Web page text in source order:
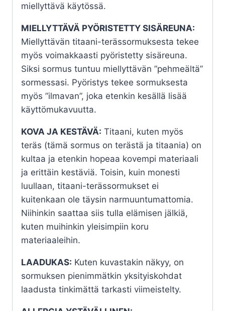
miellyttävä käytössä.
MIELLYTTÄVÄ PYÖRISTETTY SISÄREUNA:
Miellyttävän titaani-terässormuksesta tekee
myös voimakkaasti pyöristetty sisäreuna.
Siksi sormus tuntuu miellyttävän ”pehmeältä”
sormessasi. Pyöristys tekee sormuksesta
myös ”ilmavan”, joka etenkin kesällä lisää
käyttömukavuutta.
KOVA JA KESTÄVÄ: Titaani, kuten myös
teräs (tämä sormus on terästä ja titaania) on
kultaa ja etenkin hopeaa kovempi materiaali
ja erittäin kestäviä. Toisin, kuin monesti
luullaan, titaani-terässormukset ei
kuitenkaan ole täysin narmuuntumattomia.
Niihinkin saattaa siis tulla elämisen jälkiä,
kuten muihinkin yleisimpiin koru
materiaaleihin.
LAADUKAS: Kuten kuvastakin näkyy, on
sormuksen pienimmätkin yksityiskohdat
laadusta tinkimättä tarkasti viimeistelty.